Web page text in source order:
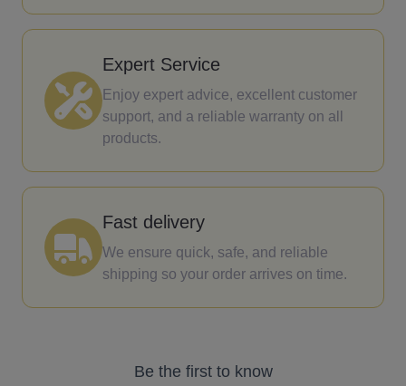
Expert Service
Enjoy expert advice, excellent customer
support, and a reliable warranty on all
products.
Fast delivery
We ensure quick, safe, and reliable
shipping so your order arrives on time.
Be the first to know